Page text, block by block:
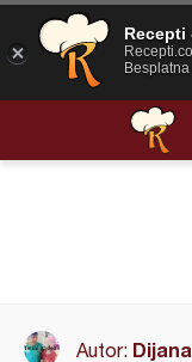
Autor:
Recepti